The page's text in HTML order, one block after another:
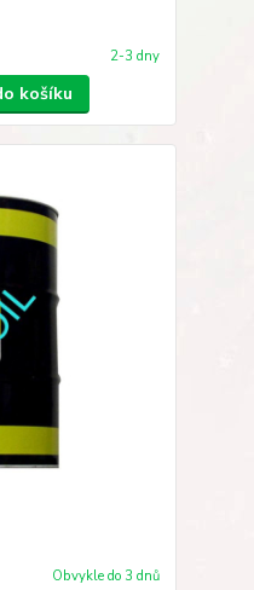
2-3 dny
košíku
Obvykle do 3 dnů